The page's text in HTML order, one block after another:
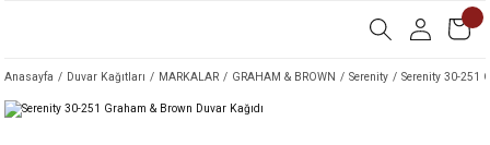
Anasayfa Duvar Kağıtları MARKALAR GRAHAM & BROWN Serenity Serenity 30-251